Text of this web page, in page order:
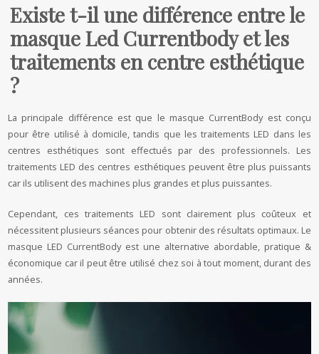
Existe t-il une différence entre le
masque Led Currentbody et les
traitements en centre esthétique
?
La principale différence est que le masque CurrentBody est conçu
pour être utilisé à domicile, tandis que les traitements LED dans les
centres esthétiques sont effectués par des professionnels. Les
traitements LED des centres esthétiques peuvent être plus puissants
car ils utilisent des machines plus grandes et plus puissantes.
Cependant, ces traitements LED sont clairement plus coûteux et
nécessitent plusieurs séances pour obtenir des résultats optimaux. Le
masque LED CurrentBody est une alternative abordable, pratique &
économique car il peut être utilisé chez soi à tout moment, durant des
années.